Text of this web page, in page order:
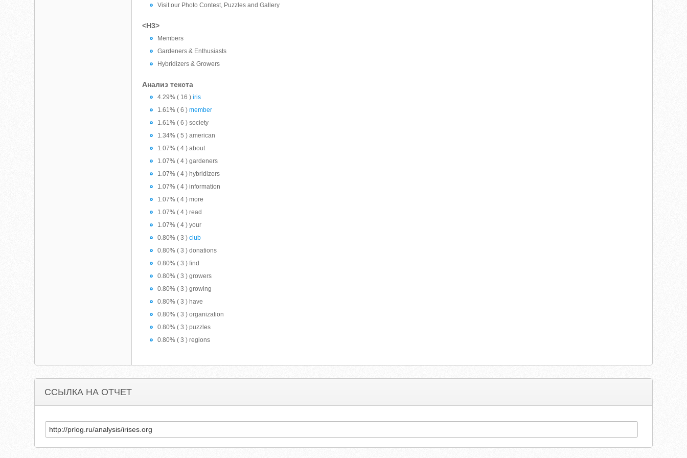
Visit our Photo Contest, Puzzles and Gallery
<H3>
Members
Gardeners & Enthusiasts
Hybridizers & Growers
Анализ текста
4.29% ( 16 )iris
1.61% ( 6 )member
1.61% ( 6 ) society
1.34% ( 5 ) american
1.07% ( 4 ) about
1.07% ( 4 ) gardeners
1.07% ( 4 ) hybridizers
1.07% ( 4 ) information
1.07% ( 4 ) more
1.07% ( 4 ) read
1.07% ( 4 ) your
0.80% ( 3 )club
0.80% ( 3 ) donations
0.80% ( 3 ) find
0.80% ( 3 ) growers
0.80% ( 3 ) growing
0.80% ( 3 ) have
0.80% ( 3 ) organization
0.80% ( 3 ) puzzles
0.80% ( 3 ) regions
ССЫЛКА НА ОТЧЕТ